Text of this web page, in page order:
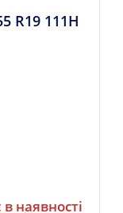
R19 111H
наявності